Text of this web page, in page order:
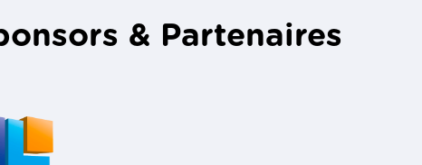
& Partenaires